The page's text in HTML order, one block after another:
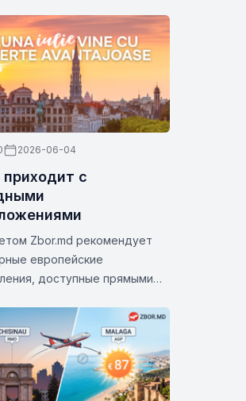
и аналитика за 2026 год.
2026-06-04
с
Zbor.md рекомендует
европейские
доступные прямыми
тарифам, доступным в
идеальное время
следующую поездку и
для себя одни из самых
городов Европы.